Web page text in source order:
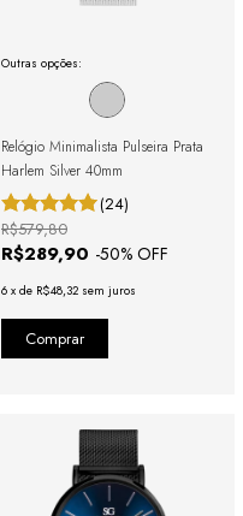
Outras opções:
Relógio Minimalista Pulseira Prata
Harlem Silver 40mm
(24)
R$289,90 -50% OFF
R$579,80
6 x de R$48,32 sem juros